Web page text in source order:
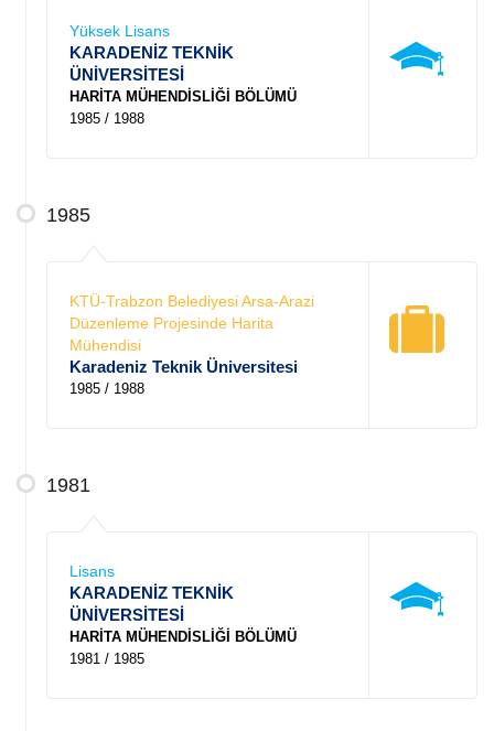
Yüksek Lisans
KARADENİZ TEKNİK
ÜNİVERSİTESİ
HARİTA MÜHENDİSLİĞİ BÖLÜMÜ
1985 / 1988
1985
KTÜ-Trabzon Belediyesi Arsa-Arazi
Düzenleme Projesinde Harita
Mühendisi
Karadeniz Teknik Üniversitesi
1985 / 1988
1981
Lisans
KARADENİZ TEKNİK
ÜNİVERSİTESİ
HARİTA MÜHENDİSLİĞİ BÖLÜMÜ
1981 / 1985